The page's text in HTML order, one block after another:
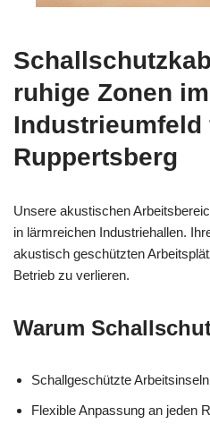
ruhige Zonen im
Industrieumfeld
Ruppertsberg
Unsere akustischen
in lärmreichen Industriehallen.
akustisch geschützten
Betrieb zu verlieren.
Warum
Schallgeschützte Arbeitsinseln
Flexible Anpassung an jeden